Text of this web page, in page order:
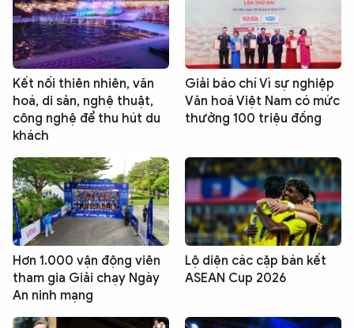
Kết nối thiên nhiên, văn
hoá, di sản, nghệ thuật,
công nghệ để thu hút du
khách
Giải báo chí Vì sự nghiệp
Văn hoá Việt Nam có mức
thưởng 100 triệu đồng
Hơn 1.000 vận động viên
tham gia Giải chạy Ngày
An ninh mạng
Lộ diện các cặp bán kết
ASEAN Cup 2026